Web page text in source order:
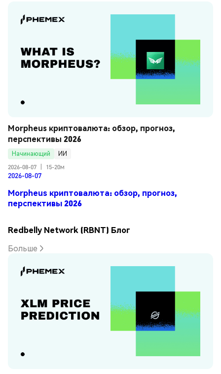
Morpheus криптовалюта: обзор, прогноз,
перспективы 2026
Начинающий
ИИ
2026-08-07
15-20м
2026-08-07
Morpheus криптовалюта: обзор, прогноз,
перспективы 2026
Redbelly Network (RBNT) Блог
Больше